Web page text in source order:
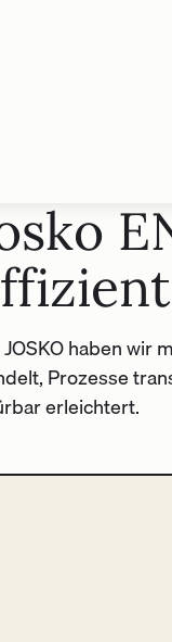
JOSKO haben wir
Prozesse
erleichtert.